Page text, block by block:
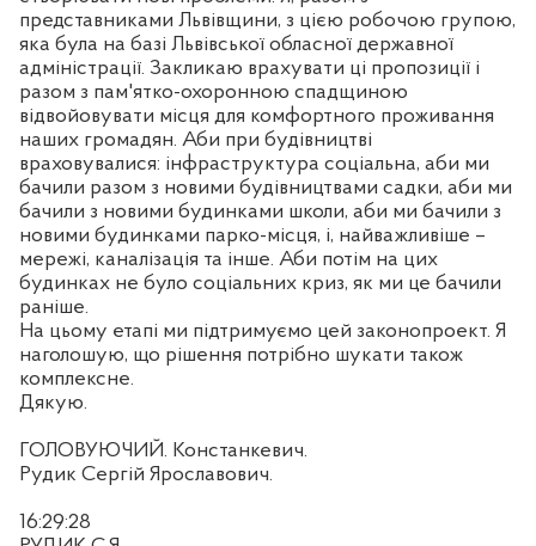
представниками Львівщини, з цією робочою групою,
яка була на базі Львівської обласної державної
адміністрації. Закликаю врахувати ці пропозиції і
разом з пам'ятко-охоронною спадщиною
відвойовувати місця для комфортного проживання
наших громадян. Аби при будівництві
враховувалися: інфраструктура соціальна, аби ми
бачили разом з новими будівництвами садки, аби ми
бачили з новими будинками школи, аби ми бачили з
новими будинками парко-місця, і, найважливіше –
мережі, каналізація та інше. Аби потім на цих
будинках не було соціальних криз, як ми це бачили
раніше.
На цьому етапі ми підтримуємо цей законопроект. Я
наголошую, що рішення потрібно шукати також
комплексне.
Дякую.
ГОЛОВУЮЧИЙ. Констанкевич.
Рудик Сергій Ярославович.
16:29:28